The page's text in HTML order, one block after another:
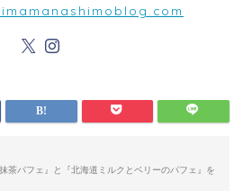
茶パフェ』と『北海道ミルクとベリーのパフェ』を